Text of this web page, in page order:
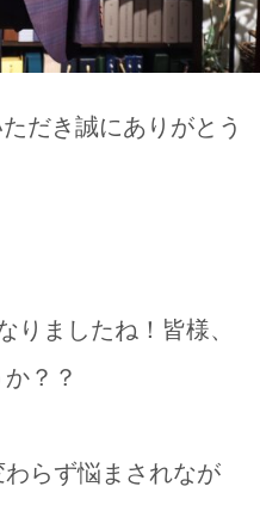
だき誠にありがとう
りましたね！皆様、
？？
らず悩まされなが